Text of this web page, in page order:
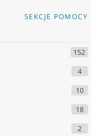
SEKCJE POMOCY
152
4
10
18
2